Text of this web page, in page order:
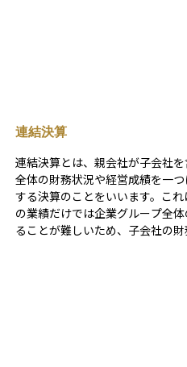
連結決算
連結決算とは、親会社が子会社
全体の財務状況や経営成績を一
する決算のことをいいます。こ
の業績だけでは企業グループ全
ることが難しいため、子会社の